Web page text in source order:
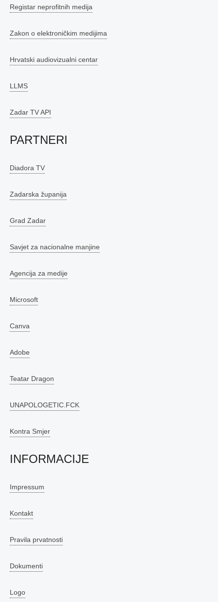
Registar neprofitnih medija
Zakon o elektroničkim medijima
Hrvatski audiovizualni centar
LLMS
Zadar TV API
PARTNERI
Diadora TV
Zadarska županija
Grad Zadar
Savjet za nacionalne manjine
Agencija za medije
Microsoft
Canva
Adobe
Teatar Dragon
UNAPOLOGETIC.FCK
Kontra Smjer
INFORMACIJE
Impressum
Kontakt
Pravila prvatnosti
Dokumenti
Logo